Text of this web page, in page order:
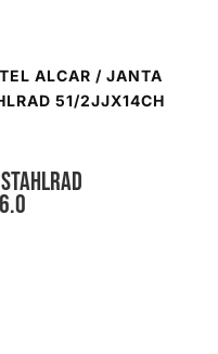
ALCAR / JANTA
51/2JJX14CH